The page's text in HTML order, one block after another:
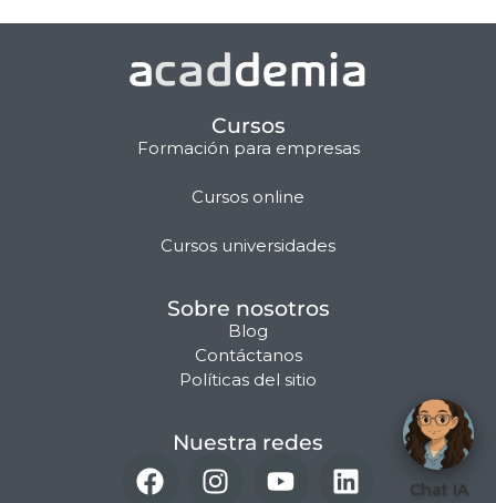
Cursos
Formación para empresas
Cursos online
Cursos universidades
Sobre nosotros
Blog
Contáctanos
Políticas del sitio
Nuestra redes
Chat IA